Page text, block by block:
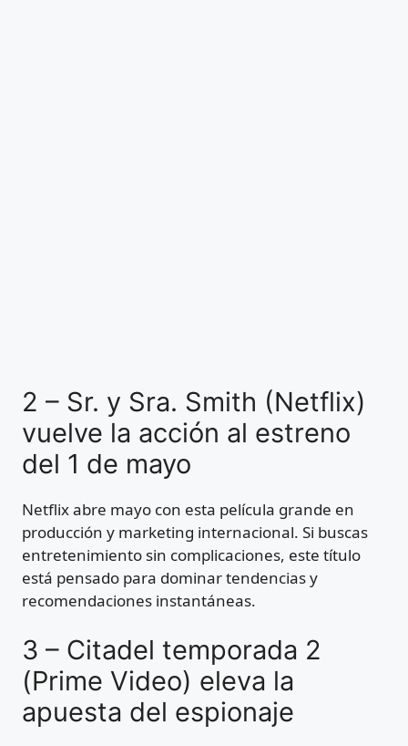
2 – Sr. y Sra. Smith (Netflix)
vuelve la acción al estreno
del 1 de mayo
Netflix abre mayo con esta película grande en
producción y marketing internacional. Si buscas
entretenimiento sin complicaciones, este título
está pensado para dominar tendencias y
recomendaciones instantáneas.
3 – Citadel temporada 2
(Prime Video) eleva la
apuesta del espionaje